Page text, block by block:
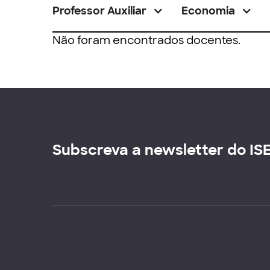
Professor Auxiliar Economia
Não foram encontrados docentes.
Subscreva a newsletter do